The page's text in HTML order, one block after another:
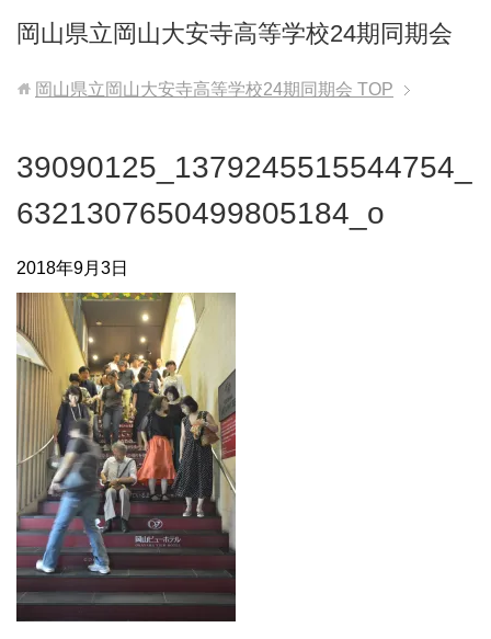
岡山県立岡山大安寺高等学校24期同期会
岡山県立岡山大安寺高等学校24期同期会 TOP
39090125_1379245515544754_
6321307650499805184_o
2018年9月3日